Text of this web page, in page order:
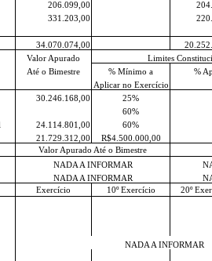
206.099,00
331.203,00
34.070.074,00
Valor Apurado
Limites
Até o Bimestre % Mínimo a
%
Aplicar no Exercício
30.246.168,00 25%
60%
24.114.801,00 60%
21.729.312,00
R$4.500.000,00
Valor Apurado Até o Bimestre
NADA A INFORMAR
NADA A INFORMAR
Exercício 10º Exercício 20º
NADA A INFORMAR